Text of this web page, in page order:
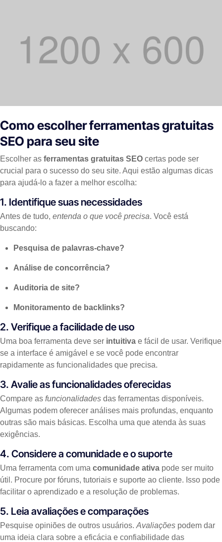
Como escolher ferramentas gratuitas
SEO para seu site
Escolher as ferramentas gratuitas SEO certas pode ser
crucial para o sucesso do seu site. Aqui estão algumas dicas
para ajudá-lo a fazer a melhor escolha:
1. Identifique suas necessidades
Antes de tudo, entenda o que você precisa. Você está
buscando:
Pesquisa de palavras-chave?
Análise de concorrência?
Auditoria de site?
Monitoramento de backlinks?
2. Verifique a facilidade de uso
Uma boa ferramenta deve ser intuitiva e fácil de usar. Verifique
se a interface é amigável e se você pode encontrar
rapidamente as funcionalidades que precisa.
3. Avalie as funcionalidades oferecidas
Compare as funcionalidades das ferramentas disponíveis.
Algumas podem oferecer análises mais profundas, enquanto
outras são mais básicas. Escolha uma que atenda às suas
exigências.
4. Considere a comunidade e o suporte
Uma ferramenta com uma comunidade ativa pode ser muito
útil. Procure por fóruns, tutoriais e suporte ao cliente. Isso pode
facilitar o aprendizado e a resolução de problemas.
5. Leia avaliações e comparações
Pesquise opiniões de outros usuários. Avaliações podem dar
uma ideia clara sobre a eficácia e confiabilidade das